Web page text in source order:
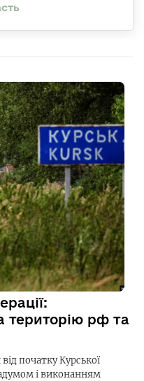
територію рф та
початку Курської
і виконанням